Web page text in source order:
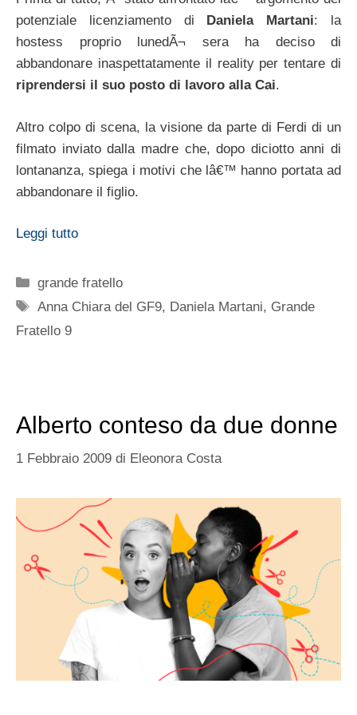
potenziale licenziamento di
Daniela Martani: la
hostess proprio lunedÃ¬ sera ha deciso di
abbandonare inaspettatamente il reality per tentare di
riprendersi il suo posto di lavoro alla Cai.
Altro colpo di scena, la visione da parte di Ferdi di un
filmato inviato dalla madre che, dopo diciotto anni di
lontananza, spiega i motivi che lâ€™ hanno portata ad
abbandonare il figlio.
Leggi tutto
Categorie
grande fratello
Tag
Anna Chiara del GF9, Daniela Martani, Grande
Fratello 9
Alberto conteso da due donne
1 Febbraio 2009 di Eleonora Costa